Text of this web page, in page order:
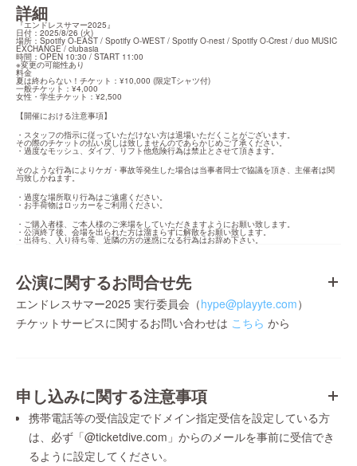
詳細
『エンドレスサマー2025』
日付：2025/8/26 (火)
場所：Spotify O-EAST / Spotify O-WEST / Spotify O-nest / Spotify O-Crest / duo MUSIC
EXCHANGE / clubasia
時間：OPEN 10:30 / START 11:00
※変更の可能性あり
料金
夏は終わらない！チケット：¥10,000 (限定Tシャツ付)
一般チケット：¥4,000
女性・学生チケット：¥2,500
【開催における注意事項】
・スタッフの指示に従っていただけない方は退場いただくことがございます。
その際のチケットの払い戻しは致しませんのであらかじめご了承ください。
・過度なモッシュ、ダイブ、リフト他危険行為は禁止とさせて頂きます。
そのような行為によりケガ・事故等発生した場合は当事者同士で協議を頂き、主催者は関
与致しかねます。
・過度な場所取り行為はご遠慮ください。
・お手荷物はロッカーをご利用ください。
・ご購入者様、ご本人様のご来場をしていただきますようにお願い致します。
・公演終了後、会場を出られた方は溜まらずに解散をお願い致します。
・出待ち、入り待ち等、近隣の方の迷惑になる行為はお辞め下さい。
公演に関するお問合せ先
エンドレスサマー2025 実行委員会（hype@playyte.com）
チケットサービスに関するお問い合わせは こちら から
申し込みに関する注意事項
携帯電話等の受信設定でドメイン指定受信を設定している方
は、必ず「@ticketdive.com」からのメールを事前に受信でき
るように設定してください。